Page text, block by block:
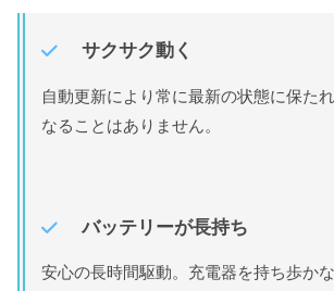
サクサク動く
自動更新により常に最新の状態に保た
なることはありません。
バッテリーが長持ち
安心の長時間駆動。充電器を持ち歩か